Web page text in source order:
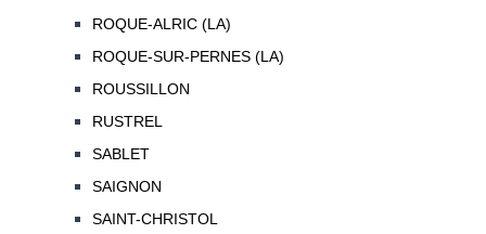
ROQUE-ALRIC (LA)
ROQUE-SUR-PERNES (LA)
ROUSSILLON
RUSTREL
SABLET
SAIGNON
SAINT-CHRISTOL